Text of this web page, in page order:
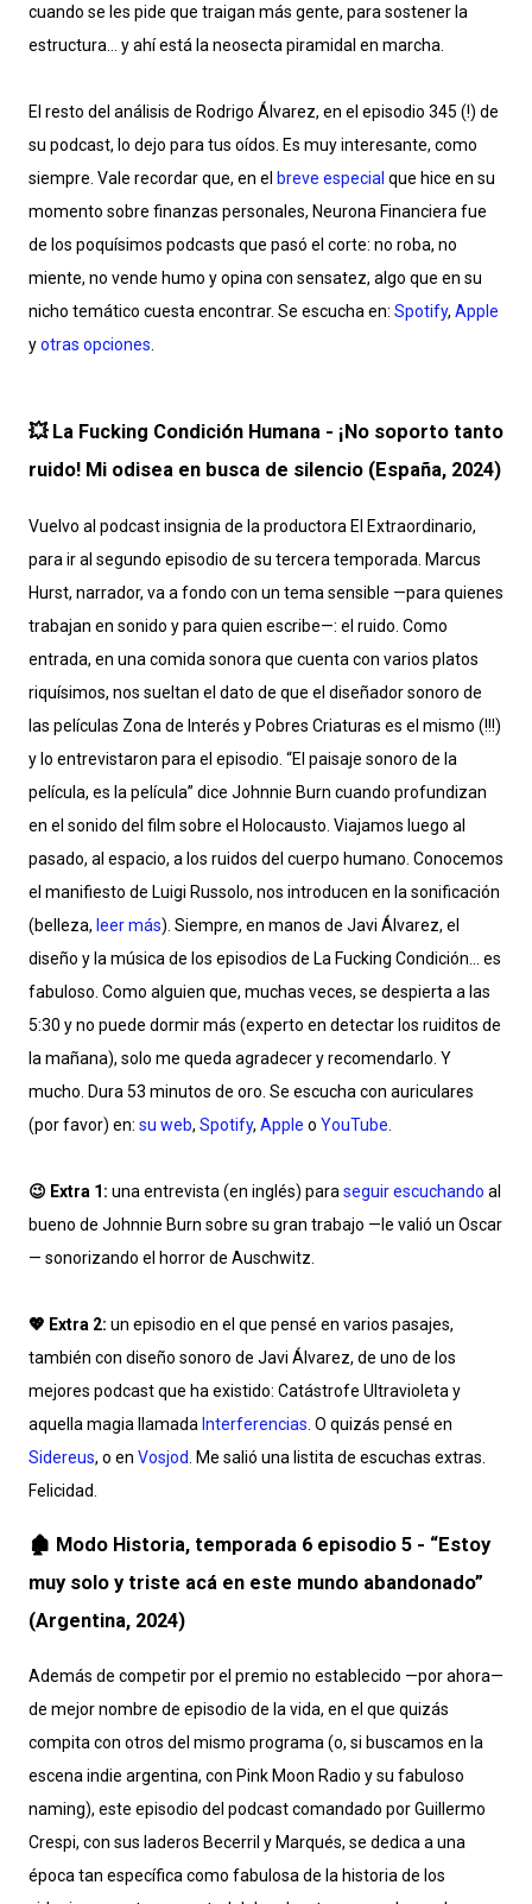
cuando se les pide que traigan más gente, para sostener la
estructura… y ahí está la neosecta piramidal en marcha.
El resto del análisis de Rodrigo Álvarez, en el episodio 345 (!) de
su podcast, lo dejo para tus oídos. Es muy interesante, como
siempre. Vale recordar que, en el breve especial que hice en su
momento sobre finanzas personales, Neurona Financiera fue
de los poquísimos podcasts que pasó el corte: no roba, no
miente, no vende humo y opina con sensatez, algo que en su
nicho temático cuesta encontrar. Se escucha en: Spotify, Apple
yotras opciones
💥 La Fucking Condición Humana - ¡No soporto tanto
ruido! Mi odisea en busca de silencio (España, 2024)
Vuelvo al podcast insignia de la productora El Extraordinario,
para ir al segundo episodio de su tercera temporada. Marcus
Hurst, narrador, va a fondo con un tema sensible —para quienes
trabajan en sonido y para quien escribe—: el ruido. Como
entrada, en una comida sonora que cuenta con varios platos
riquísimos, nos sueltan el dato de que el diseñador sonoro de
las películas Zona de Interés y Pobres Criaturas es el mismo (!!!)
y lo entrevistaron para el episodio. “El paisaje sonoro de la
película, es la película” dice Johnnie Burn cuando profundizan
en el sonido del film sobre el Holocausto. Viajamos luego al
pasado, al espacio, a los ruidos del cuerpo humano. Conocemos
el manifiesto de Luigi Russolo, nos introducen en la sonificación
(belleza, leer más). Siempre, en manos de Javi Álvarez, el
diseño y la música de los episodios de La Fucking Condición… es
fabuloso. Como alguien que, muchas veces, se despierta a las
5:30 y no puede dormir más (experto en detectar los ruiditos de
la mañana), solo me queda agradecer y recomendarlo. Y
mucho. Dura 53 minutos de oro. Se escucha con auriculares
(por favor) en: su web, Spotify, Apple o YouTube
😉 Extra 1: una entrevista (en inglés) para seguir escuchando al
bueno de Johnnie Burn sobre su gran trabajo —le valió un Oscar
— sonorizando el horror de Auschwitz.
💖 Extra 2: un episodio en el que pensé en varios pasajes,
también con diseño sonoro de Javi Álvarez, de uno de los
mejores podcast que ha existido: Catástrofe Ultravioleta y
aquella magia llamada Interferencias . O quizás pensé en
Sidereus, o en Vosjod . Me salió una listita de escuchas extras.
Felicidad.
🏚️ Modo Historia, temporada 6 episodio 5 - “Estoy
muy solo y triste acá en este mundo abandonado”
(Argentina, 2024)
Además de competir por el premio no establecido —por ahora—
de mejor nombre de episodio de la vida, en el que quizás
compita con otros del mismo programa (o, si buscamos en la
escena indie argentina, con Pink Moon Radio y su fabuloso
naming), este episodio del podcast comandado por Guillermo
Crespi, con sus laderos Becerril y Marqués, se dedica a una
época tan específica como fabulosa de la historia de los